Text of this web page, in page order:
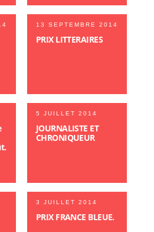
13 SEPTEMBRE 2014
PRIX LITTERAIRES
5 JUILLET 2014
JOURNALISTE ET
CHRONIQUEUR
3 JUILLET 2014
PRIX FRANCE BLEUE.